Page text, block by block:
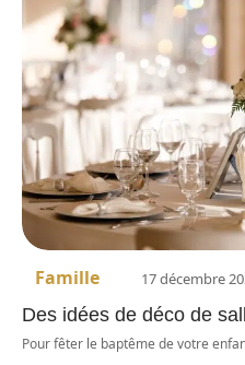
Famille 17 décembre
Des idées de déco de
Pour fêter le baptême de votre